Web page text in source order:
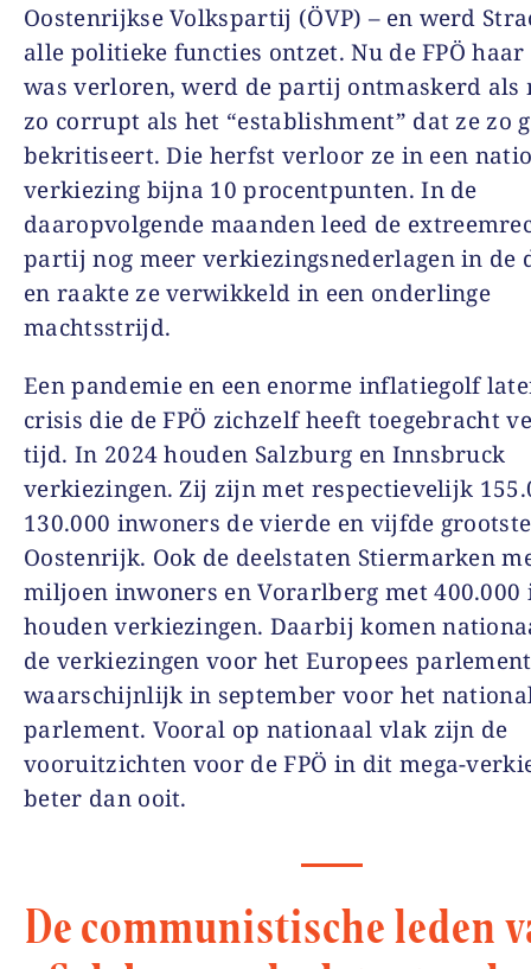
Oostenrijkse Volkspartij (ÖVP) – en werd
alle politieke functies ontzet. Nu de FPÖ
was verloren, werd de partij ontmaskerd als
zo corrupt als het “establishment” dat ze zo
bekritiseert. Die herfst verloor ze in een
verkiezing bijna 10 procentpunten. In de
daaropvolgende maanden leed de
partij nog meer verkiezingsnederlagen in de
en raakte ze verwikkeld in een onderlinge
machtsstrijd.
Een pandemie en een enorme inflatiegolf
crisis die de FPÖ zichzelf heeft toegebracht
tijd. In 2024 houden Salzburg en Innsbruck
verkiezingen. Zij zijn met respectievelijk
130.000 inwoners de vierde en vijfde
Oostenrijk. Ook de deelstaten Stiermarken
miljoen inwoners en Vorarlberg met 400.000
houden verkiezingen. Daarbij komen
de verkiezingen voor het Europees
waarschijnlijk in september voor het
parlement. Vooral op nationaal vlak zijn de
vooruitzichten voor de FPÖ in dit mega-
beter dan ooit.
De communistische leden